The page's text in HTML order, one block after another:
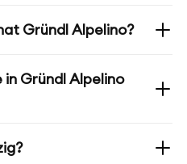
Gründl Alpelino?
Gründl Alpelino